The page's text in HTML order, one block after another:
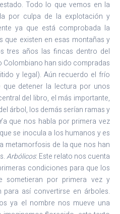
Todo lo que vemos en la
por culpa de la explotación y
ya que está comprobada la
que existen en esas montañas y
tres años las fincas dentro del
Colombiano han sido compradas
y legal). Aún recuerdo el frío
detener la lectura por unos
del libro, el más importante,
árbol, los demás serían ramas y
que nos habla por primera vez
se inocula a los humanos y es
metamorfosis de la que nos han
Arbólicos: Este relato nos cuenta
condiciones para que los
sometieran por primera vez y
así convertirse en árboles.
ya el nombre nos mueve una